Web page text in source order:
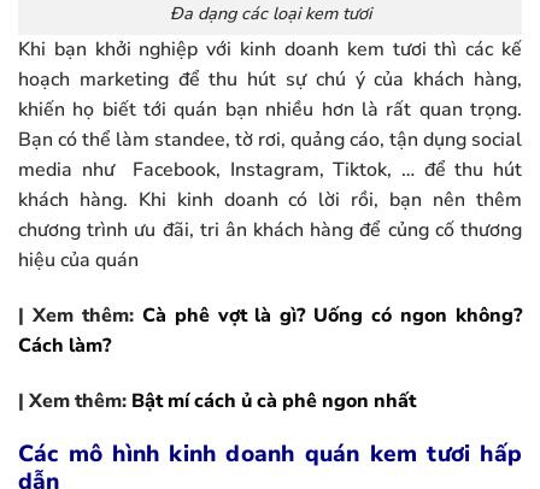
Đa dạng các loại kem tươi
Khi bạn khởi nghiệp với kinh doanh kem tươi thì các kế
hoạch marketing để thu hút sự chú ý của khách hàng,
khiến họ biết tới quán bạn nhiều hơn là rất quan trọng.
Bạn có thể làm standee, tờ rơi, quảng cáo, tận dụng social
media như Facebook, Instagram, Tiktok, … để thu hút
khách hàng. Khi kinh doanh có lời rồi, bạn nên thêm
chương trình ưu đãi, tri ân khách hàng để củng cố thương
hiệu của quán
| Xem thêm: Cà phê vợt là gì? Uống có ngon không?
Cách làm?
| Xem thêm: Bật mí cách ủ cà phê ngon nhất
Các mô hình kinh doanh quán kem tươi hấp
dẫn